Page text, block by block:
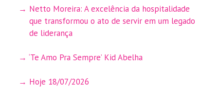
Netto Moreira: A excelência da hospitalidade
que transformou o ato de servir em um legado
de liderança
‘Te Amo Pra Sempre’ Kid Abelha
Hoje 18/07/2026